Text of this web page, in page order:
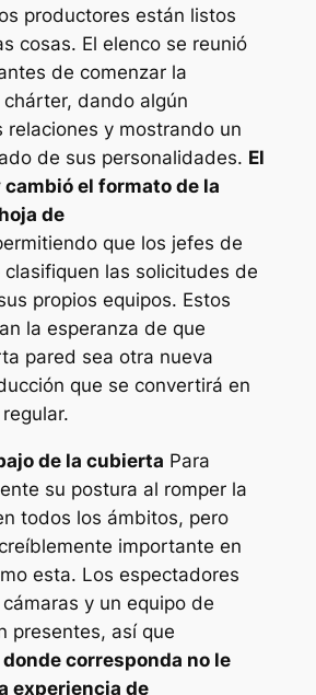
productores están listos
cosas. El elenco se reunió
de comenzar la
dando algún
relaciones y mostrando un
de sus personalidades. El
el formato de la
de
que los jefes de
las solicitudes de
propios equipos. Estos
la esperanza de que
pared sea otra nueva
que se convertirá en
de la cubierta Para
su postura al romper la
todos los ámbitos, pero
importante en
esta. Los espectadores
y un equipo de
presentes, así que
corresponda no le
experiencia de